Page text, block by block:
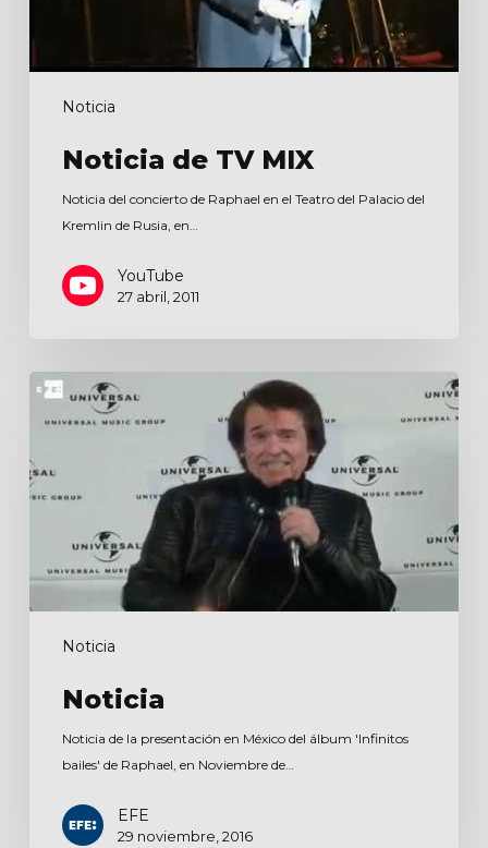
Noticia
Noticia de TV MIX
Noticia del concierto de Raphael en el Teatro del Palacio del
Kremlin de Rusia, en…
YouTube
27 abril, 2011
Noticia
Noticia
Noticia
Noticia de la presentación en México del álbum 'Infinitos
bailes' de Raphael, en Noviembre de…
EFE
29 noviembre, 2016